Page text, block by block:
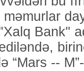
Bank"
“Mars --